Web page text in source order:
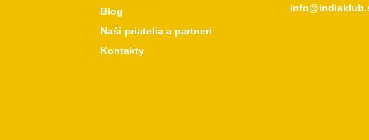
Blog
Naši priatelia a partneri
Kontakty